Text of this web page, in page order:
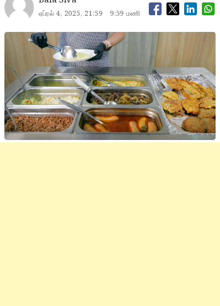
ஏப்ரல் 4, 2025, 21:59 9:59 மணி